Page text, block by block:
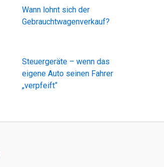
Wann lohnt sich der
Gebrauchtwagenverkauf?
Steuergeräte – wenn das
eigene Auto seinen Fahrer
„verpfeift“